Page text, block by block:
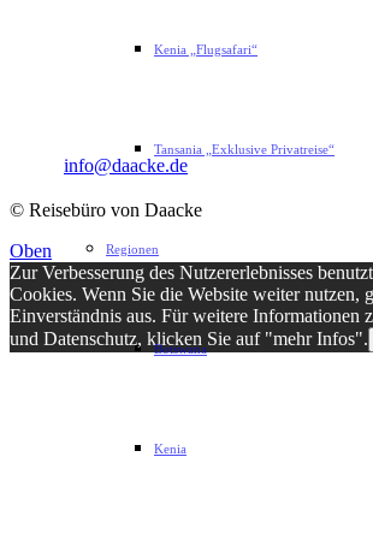
Kenia „Flugsafari“
Tansania „Exklusive Privatreise“
Regionen
Botswana
Kenia
D-22609 Hamburg
info@daacke.de
© Reisebüro von Daacke
Oben
Zur Verbesserung des Nutzererlebnisses
Cookies. Wenn Sie die Website weiter nutzen,
Einverständnis aus. Für weitere Informationen
und Datenschutz, klicken Sie auf "mehr Infos".